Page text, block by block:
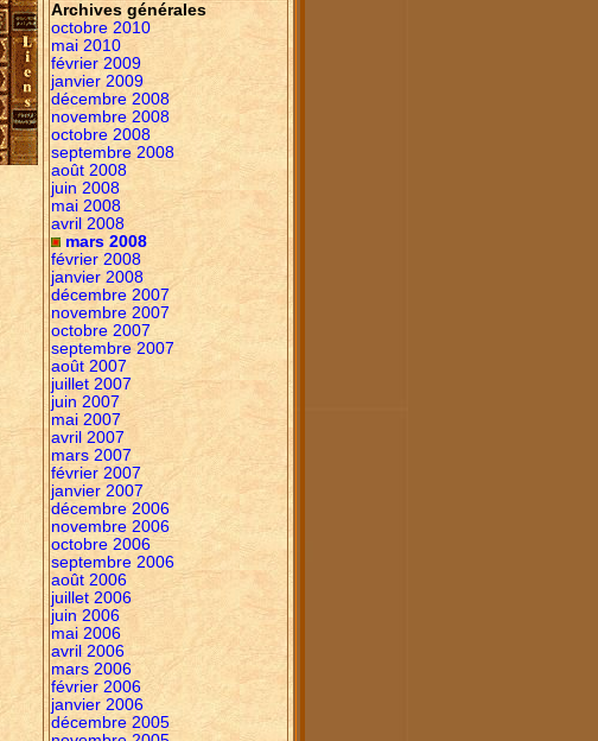
Archives générales
octobre 2010
mai 2010
février 2009
janvier 2009
décembre 2008
novembre 2008
octobre 2008
septembre 2008
août 2008
juin 2008
mai 2008
avril 2008
mars 2008
février 2008
janvier 2008
décembre 2007
novembre 2007
octobre 2007
septembre 2007
août 2007
juillet 2007
juin 2007
mai 2007
avril 2007
mars 2007
février 2007
janvier 2007
décembre 2006
novembre 2006
octobre 2006
septembre 2006
août 2006
juillet 2006
juin 2006
mai 2006
avril 2006
mars 2006
février 2006
janvier 2006
décembre 2005